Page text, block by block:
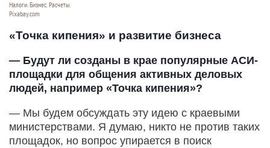
Налоги. Бизнес. Расчеты.
Pixabay.com
«Точка кипения» и развитие бизнеса
— Будут ли созданы в крае популярные АСИ-
площадки для общения активных деловых
людей, например «Точка кипения»?
— Мы будем обсуждать эту идею с краевыми
министерствами. Я думаю, никто не против таких
площадок, но вопрос упирается в поиск